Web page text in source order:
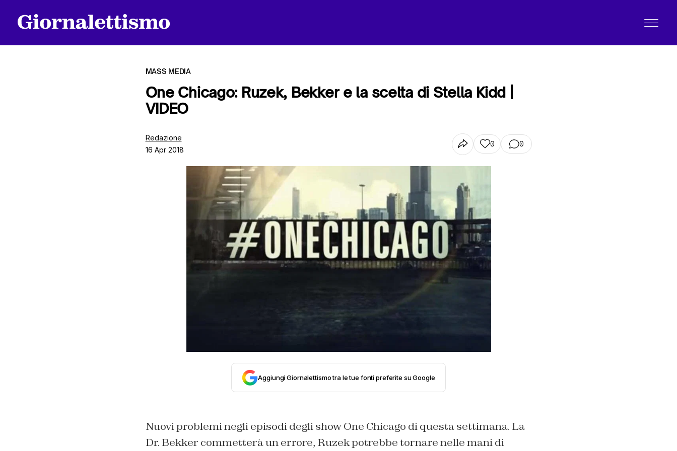
MASS MEDIA
One Chicago: Ruzek, Bekker e la scelta di Stella Kidd |
VIDEO
Redazione
16 Apr 2018
0 0
Aggiungi Giornalettismo tra le tue fonti preferite su Google
Nuovi problemi negli episodi degli show One Chicago di questa settimana. La
Dr. Bekker commetterà un errore, Ruzek potrebbe tornare nelle mani di